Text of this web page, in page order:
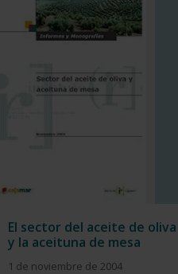
El sector del aceite de oliva
y la aceituna de mesa
1 de noviembre de 2004